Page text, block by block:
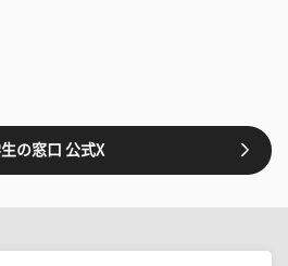
の窓口 公式X